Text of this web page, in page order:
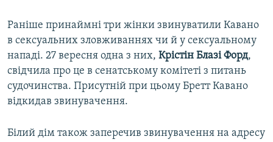
Раніше принаймні три жінки звинуватили Кавано
в сексуальних зловживаннях чи й у сексуальному
нападі. 27 вересня одна з них, Крістін Блазі Форд,
свідчила про це в сенатському комітеті з питань
судочинства. Присутній при цьому Бретт Кавано
відкидав звинувачення.
Білий дім також заперечив звинувачення на адресу